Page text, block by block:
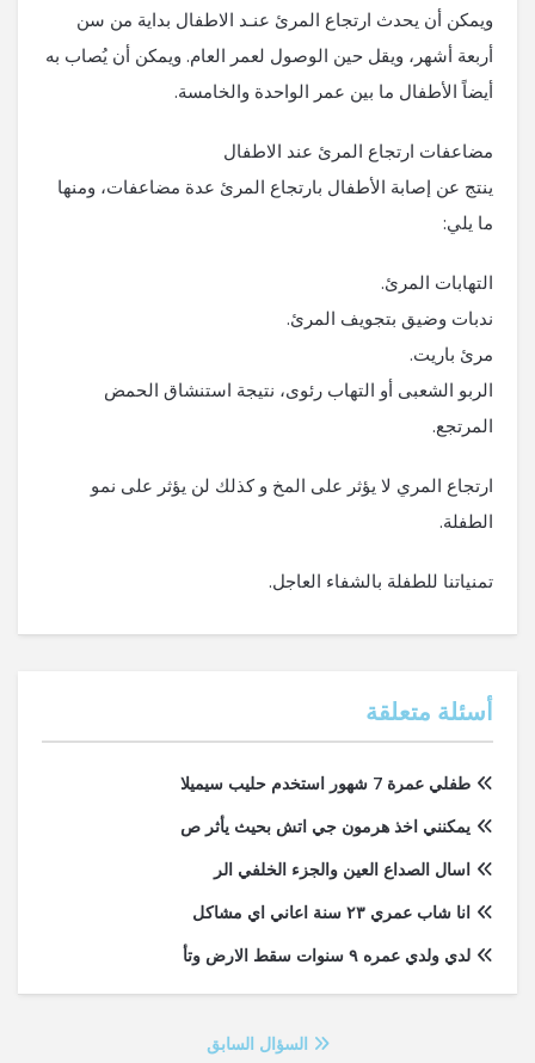
ويمكن أن يحدث ارتجاع المرئ عنـد الاطفال بداية من سن
أربعة أشهر، ويقل حين الوصول لعمر العام. ويمكن أن يُصاب به
أيضاً الأطفال ما بين عمر الواحدة والخامسة.
مضاعفات ارتجاع المرئ عند الاطفال
ينتج عن إصابة الأطفال بارتجاع المرئ عدة مضاعفات، ومنها
ما يلي:
التهابات المرئ.
ندبات وضيق بتجويف المرئ.
مرئ باريت.
الربو الشعبى أو التهاب رئوى، نتيجة استنشاق الحمض
المرتجع.
ارتجاع المري لا يؤثر على المخ و كذلك لن يؤثر على نمو
الطفلة.
تمنياتنا للطفلة بالشفاء العاجل.
أسئلة متعلقة
طفلي عمرة 7 شهور استخدم حليب سيميلا
يمكنني اخذ هرمون جي اتش بحيث يأثر ص
اسال الصداع العين والجزء الخلفي الر
انا شاب عمري ٢٣ سنة اعاني اي مشاكل
لدي ولدي عمره ٩ سنوات سقط الارض وتأ
السؤال السابق